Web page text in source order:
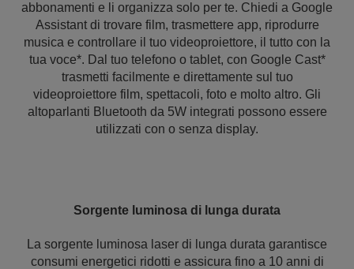
abbonamenti e li organizza solo per te. Chiedi a Google
Assistant di trovare film, trasmettere app, riprodurre
musica e controllare il tuo videoproiettore, il tutto con la
tua voce*. Dal tuo telefono o tablet, con Google Cast*
trasmetti facilmente e direttamente sul tuo
videoproiettore film, spettacoli, foto e molto altro. Gli
altoparlanti Bluetooth da 5W integrati possono essere
utilizzati con o senza display.
Sorgente luminosa di lunga durata
La sorgente luminosa laser di lunga durata garantisce
consumi energetici ridotti e assicura fino a 10 anni di